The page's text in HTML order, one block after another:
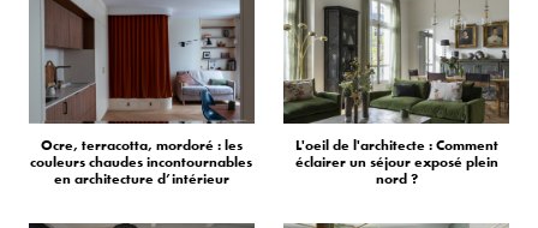
Ocre, terracotta, mordoré : les
couleurs chaudes incontournables
en architecture d’intérieur
L'oeil de l'architecte : Comment
éclairer un séjour exposé plein
nord ?